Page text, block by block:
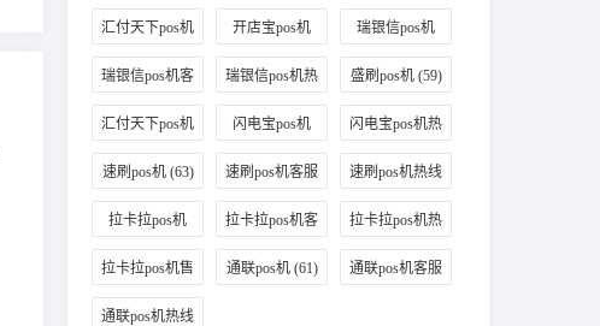
线 客服 (41) 售后 (47)
汇付天下pos机
热线 (49)
开店宝pos机
(47)
瑞银信pos机
(46)
瑞银信pos机客
服
瑞银信pos机热
线 (40)
盛刷pos机(59)
汇付天下pos机
(56)
闪电宝pos机
(70)
闪电宝pos机热
线 (63)
速刷pos机(63) 速刷pos机客服
(52)
速刷pos机热线
(59)
拉卡拉pos机
(98)
拉卡拉pos机客
服 (65)
拉卡拉pos机热
线 (87)
拉卡拉pos机售
后 (38)
通联pos机(61) 通联pos机客服
通联pos机热线